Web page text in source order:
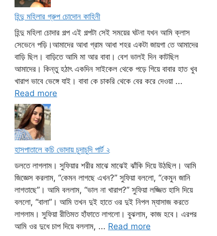
হিন্দু মহিলার গ্রুপ চোদোন কাহিনী
হিন্দু মহিলা চোদার গল্প এই গল্পটা সেই সময়ের ঘটনা যখন আমি ক্লাস
সেভেনে পড়ি।আমাদের আধা গ্রাম আধা শহর একটা জায়গা তে আমাদের
বাড়ি ছিল। বাড়িতে আমি মা আর বাবা। বেশ ভালই দিন কাটছিল
আমাদের। কিন্তু হঠাৎ একদিন সাইকেল থেকে পড়ে গিয়ে বাবার হাত খুব
খারাপ ভাবে ভেঙ্গে যাই। বাবা কে চাকরি থেকে বের করে দেওয়া ...
Read more
হাসপাতালে কচি ভোদায় চুদাচুদি পার্ট ২
ডলতে লাগলাম। সুফিয়ার শরীর মাঝে মাঝেই ঝাঁকি দিয়ে উঠছিল। আমি
জিজ্ঞেস করলাম, “কেমন লাগছে এখন?” সুফিয়া বললো, “কেমুন জানি
লাগতাছে”। আমি বললাম, “ভাল না খারাপ?” সুফিয়া লজ্জিত হাসি দিয়ে
বললো, “বালা”। আমি তখন দুই হাতে ওর দুই নিপল ম্যাসাজ করতে
লাগলাম। সুফিয়া রীতিমত হাঁফাতে লাগলো। বুঝলাম, কাজ হবে। এরপর
আমি ওর দুধে চাপ দিয়ে বললাম, ... Read more